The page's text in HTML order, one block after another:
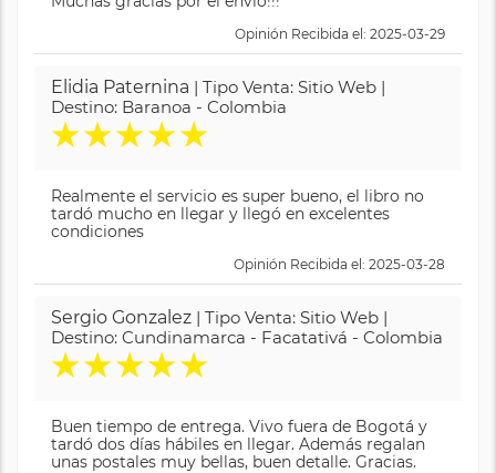
Opinión Recibida el: 2025-03-29
Elidia Paternina | Tipo Venta: Sitio Web |
Destino: Baranoa - Colombia
★★★★★
Realmente el servicio es super bueno, el libro no
tardó mucho en llegar y llegó en excelentes
condiciones
Opinión Recibida el: 2025-03-28
Sergio Gonzalez | Tipo Venta: Sitio Web |
Destino: Cundinamarca - Facatativá - Colombia
★★★★★
Buen tiempo de entrega. Vivo fuera de Bogotá y
tardó dos días hábiles en llegar. Además regalan
unas postales muy bellas, buen detalle. Gracias.